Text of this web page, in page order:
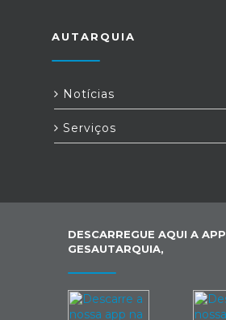
AUTARQUIA
Notícias
Serviços
DESCARREGUE AQUI A APP
GESAUTARQUIA,